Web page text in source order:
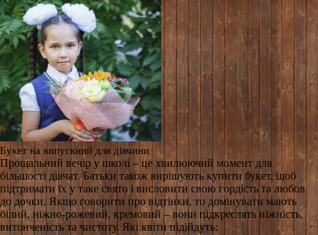
Букет на випускний для дівчини
Прощальний вечір у школі – це хвилюючий момент для
більшості дівчат. Батьки також вирішують купити букет, щоб
підтримати їх у таке свято і висловити свою гордість та любов
до дочки. Якщо говорити про відтінки, то домінувати мають
білий, ніжно-рожевий, кремовий – вони підкреслять ніжність,
витонченість та чистоту. Які квіти підійдуть: